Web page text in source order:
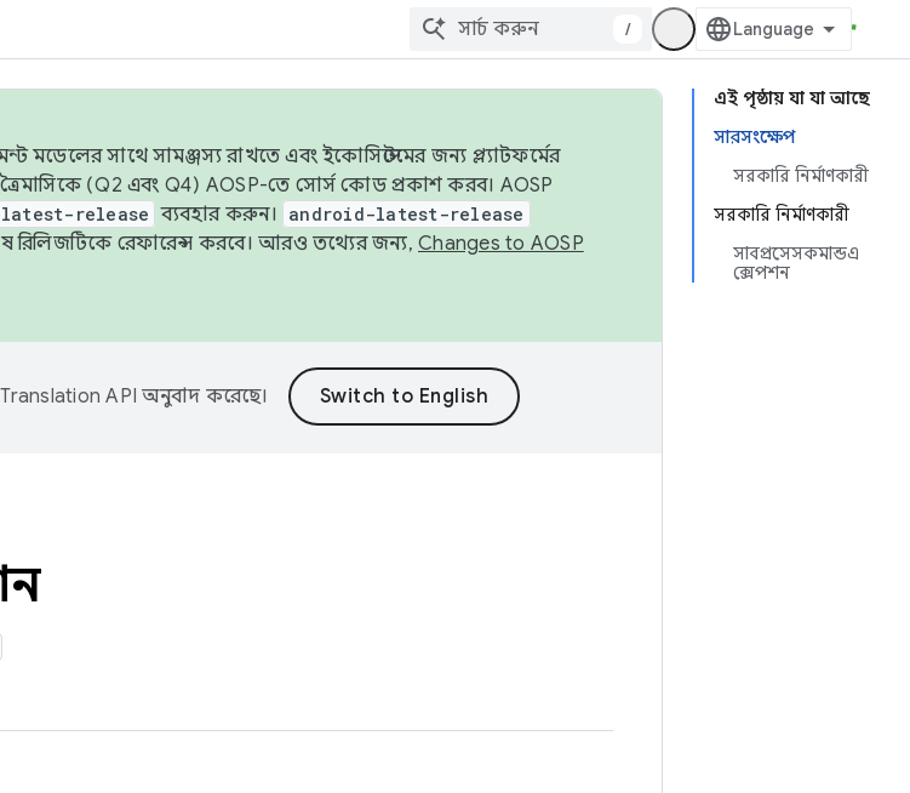
/
এই পৃষ্ঠায় যা যা আছে
সারসংক্ষেপ
সরকারি নির্মাণকারী
সরকারি নির্মাণকারী
সাবপ্রসেসকমান্ডএ
ক্সেপশন
মডেলের সাথে সামঞ্জস্য রাখতে এবং ইকোসিস্টেমের জন্য প্ল্যাটফর্মের
(Q2 এবং Q4) AOSP-তে সোর্স কোড প্রকাশ করব। AOSP
release ব্যবহার করুন। android-latest-release
রিলিজটিকে রেফারেন্স করবে। আরও তথ্যের জন্য, Changes to AOSP
API অনুবাদ করেছে।